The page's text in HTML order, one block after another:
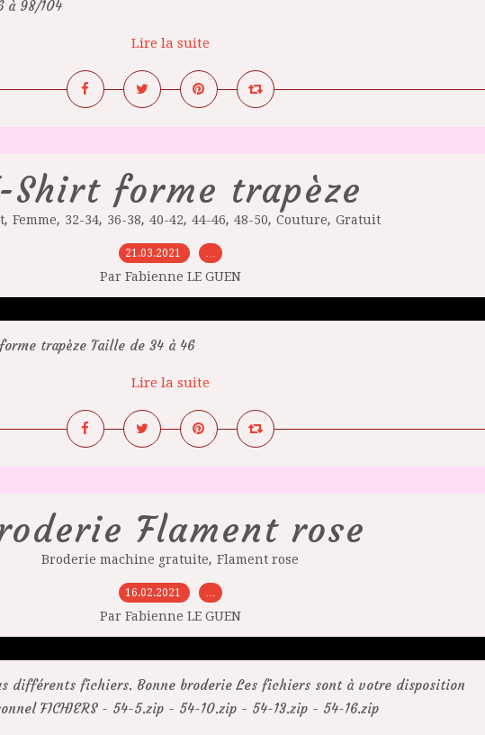
à 98/104
Lire la suite
Shirt forme trapèze
, Femme, 32-34, 36-38, 40-42, 44-46, 48-50, Couture, Gratuit
21.03.2021 …
Par Fabienne LE GUEN
trapèze Taille de 34 à 46
Lire la suite
Flament rose
Broderie machine gratuite, Flament rose
16.02.2021 …
Par Fabienne LE GUEN
différents fichiers. Bonne broderie Les fichiers sont à votre disposition
FICHIERS - 54-5.zip - 54-10.zip - 54-13.zip - 54-16.zip